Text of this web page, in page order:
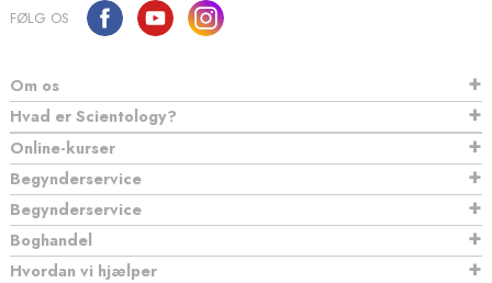
FØLG OS
Om os
Hvad er Scientology?
Online-kurser
Begynderservice
Begynderservice
Boghandel
Hvordan vi hjælper